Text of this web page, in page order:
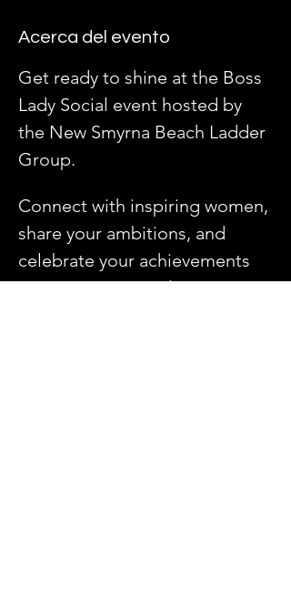
Acerca del evento
Get ready to shine at the Boss
Lady Social event hosted by
the New Smyrna Beach Ladder
Group.
Connect with inspiring women,
share your ambitions, and
celebrate your achievements
in a supportive and